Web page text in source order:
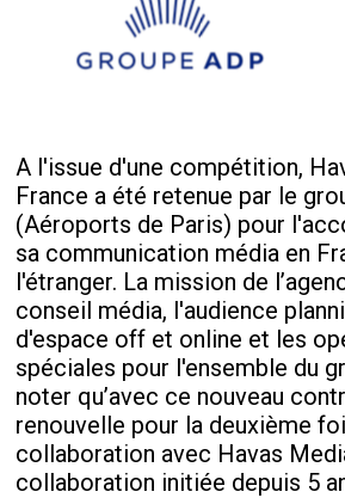
A l'issue d'une compétition,
France a été retenue par le
(Aéroports de Paris) pour
sa communication média en
l'étranger. La mission de
conseil média, l'audience
d'espace off et online et les
spéciales pour l'ensemble du
noter qu’avec ce nouveau
renouvelle pour la deuxième
collaboration avec Havas
collaboration initiée depuis 5